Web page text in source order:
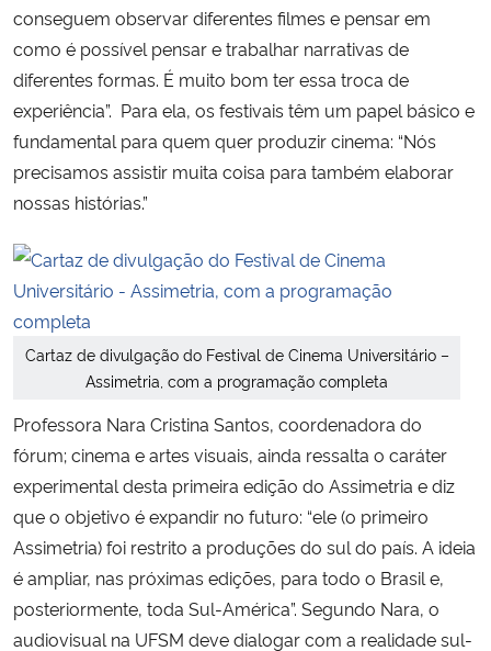
conseguem observar diferentes filmes e pensar em
como é possível pensar e trabalhar narrativas de
diferentes formas. É muito bom ter essa troca de
experiência”. Para ela, os festivais têm um papel básico e
fundamental para quem quer produzir cinema: “Nós
precisamos assistir muita coisa para também elaborar
nossas histórias.”
Cartaz de divulgação do Festival de Cinema Universitário –
Assimetria, com a programação completa
Professora Nara Cristina Santos, coordenadora do
fórum; cinema e artes visuais, ainda ressalta o caráter
experimental desta primeira edição do Assimetria e diz
que o objetivo é expandir no futuro: “ele (o primeiro
Assimetria) foi restrito a produções do sul do país. A ideia
é ampliar, nas próximas edições, para todo o Brasil e,
posteriormente, toda Sul-América”. Segundo Nara, o
audiovisual na UFSM deve dialogar com a realidade sul-